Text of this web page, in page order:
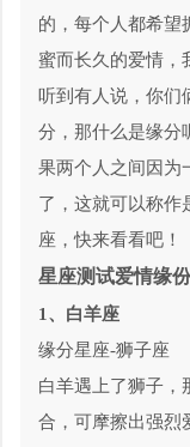
的，每个人都希望
蜜而长久的爱情，
听到有人说，你们
分，那什么是缘分
果两个人之间因为
了，这就可以称作
座，快来看看吧！
星座测试爱情缘
1、白羊座
缘分星座-狮子座
白羊遇上了狮子，
合，可摩擦出强烈